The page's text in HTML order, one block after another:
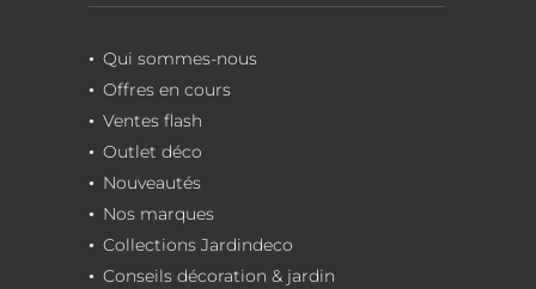
Qui sommes-nous
Offres en cours
Ventes flash
Outlet déco
Nouveautés
Nos marques
Collections Jardindeco
Conseils décoration & jardin